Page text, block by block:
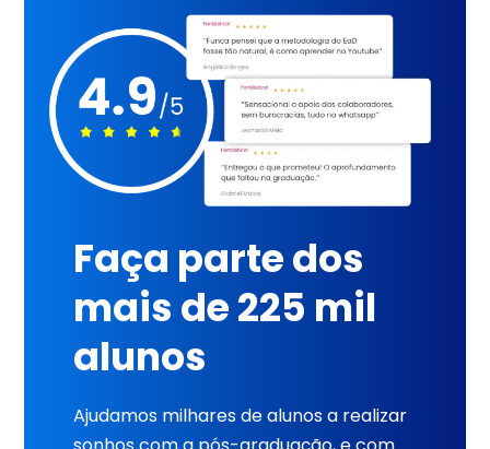
Faça parte dos
mais de 225 mil
alunos
Ajudamos milhares de alunos a realizar